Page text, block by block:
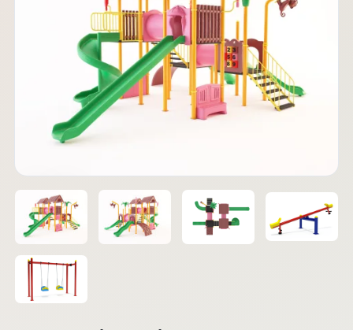
← →